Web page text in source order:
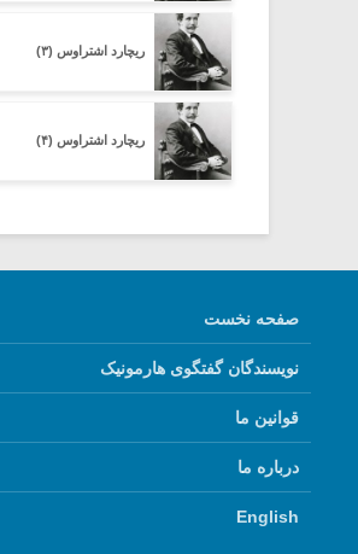
ریچارد اشتراوس (۳)
ریچارد اشتراوس (۴)
صفحه نخست
نویسندگان گفتگوی هارمونیک
قوانین ما
درباره ما
English